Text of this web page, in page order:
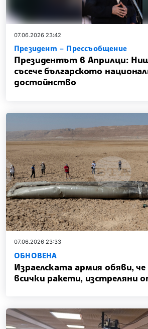
07.06.2026 23:42
Президент – Прессъобщение
Президентът в Априлци:
съсече българското
достойнство
07.06.2026 23:33
ОБНОВЕНА
Израелската армия обяви, че
всички ракети, изстреляни